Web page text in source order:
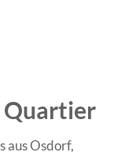
Quartier
aus Osdorf,